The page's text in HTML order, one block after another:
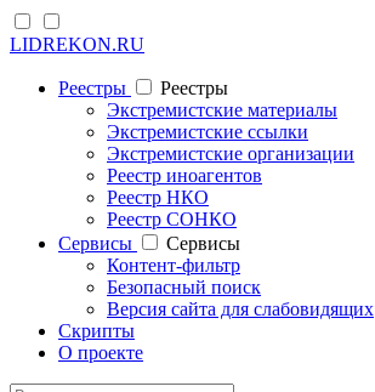
LIDREKON.RU
Реестры
Реестры
Экстремистские материалы
Экстремистские ссылки
Экстремистские организации
Реестр иноагентов
Реестр НКО
Реестр СОНКО
Cервисы
Cервисы
Контент-фильтр
Безопасный поиск
Версия сайта для слабовидящих
Скрипты
О проекте